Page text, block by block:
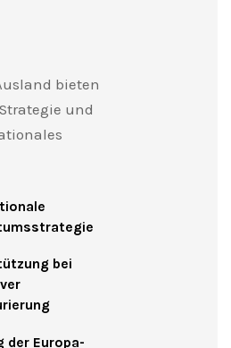
bieten
und
bei
der Europa-